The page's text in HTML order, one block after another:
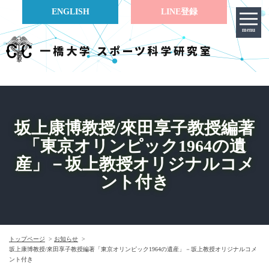
menu
ENGLISH LINE登録
坂上康博教授/來田享子教授編著
「東京オリンピック1964の遺
産」－坂上教授オリジナルコメ
ント付き
トップページ
お知らせ
坂上康博教授/來田享子教授編著「東京オリンピック1964の遺産」－坂上教授オリジナルコメ
ント付き